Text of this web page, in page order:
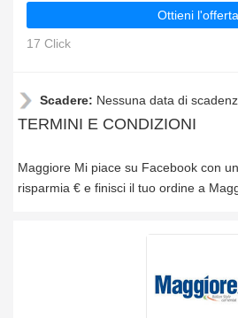
Ottieni l'offerta
17 Click
Scadere: Nessuna data di
TERMINI E CONDIZIONI
Maggiore Mi piace su Facebook con
risparmia € e finisci il tuo ordine a